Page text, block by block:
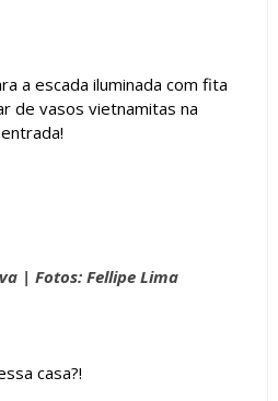
a escada iluminada com fita
de vasos vietnamitas na
entrada!
| Fotos: Fellipe Lima
casa?!